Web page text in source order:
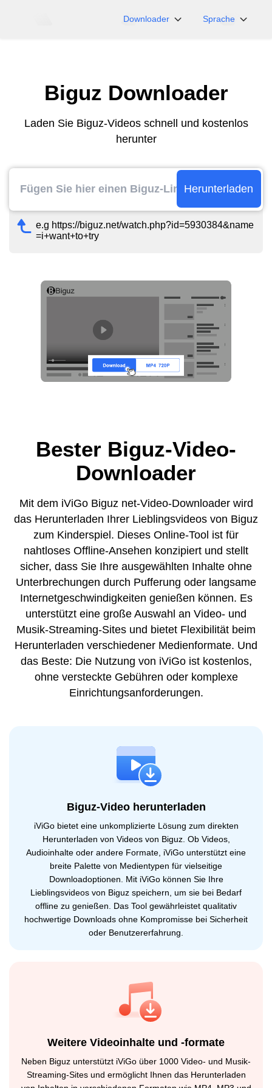
Downloader
OnlyFans
Myfans
Sprache
Português
Biguz Downloader
Laden Sie Biguz-Videos schnell und kostenlos
herunter
Herunterladen
e.g https://biguz.net/watch.php?id=5930384&name
=i+want+to+try
Bester Biguz-Video-
Downloader
Mit dem iViGo Biguz net-Video-Downloader wird
das Herunterladen Ihrer Lieblingsvideos von Biguz
zum Kinderspiel. Dieses Online-Tool ist für
nahtloses Offline-Ansehen konzipiert und stellt
sicher, dass Sie Ihre ausgewählten Inhalte ohne
Unterbrechungen durch Pufferung oder langsame
Internetgeschwindigkeiten genießen können. Es
unterstützt eine große Auswahl an Video- und
Musik-Streaming-Sites und bietet Flexibilität beim
Herunterladen verschiedener Medienformate. Und
das Beste: Die Nutzung von iViGo ist kostenlos,
ohne versteckte Gebühren oder komplexe
Einrichtungsanforderungen.
Biguz-Video herunterladen
iViGo bietet eine unkomplizierte Lösung zum direkten
Herunterladen von Videos von Biguz. Ob Videos,
Audioinhalte oder andere Formate, iViGo unterstützt eine
breite Palette von Medientypen für vielseitige
Downloadoptionen. Mit iViGo können Sie Ihre
Lieblingsvideos von Biguz speichern, um sie bei Bedarf
offline zu genießen. Das Tool gewährleistet qualitativ
hochwertige Downloads ohne Kompromisse bei Sicherheit
oder Benutzererfahrung.
Weitere Videoinhalte und -formate
Neben Biguz unterstützt iViGo über 1000 Video- und Musik-
Streaming-Sites und ermöglicht Ihnen das Herunterladen